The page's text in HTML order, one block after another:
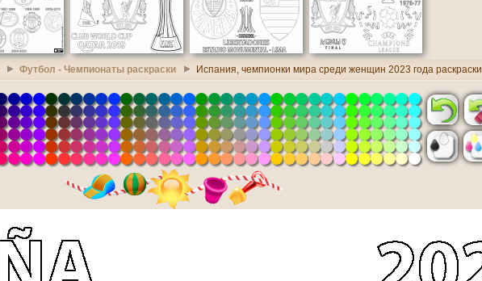
Футбол - Чемпионаты раскраски Испания, чемпионки мира среди женщин 2023 года раскраски